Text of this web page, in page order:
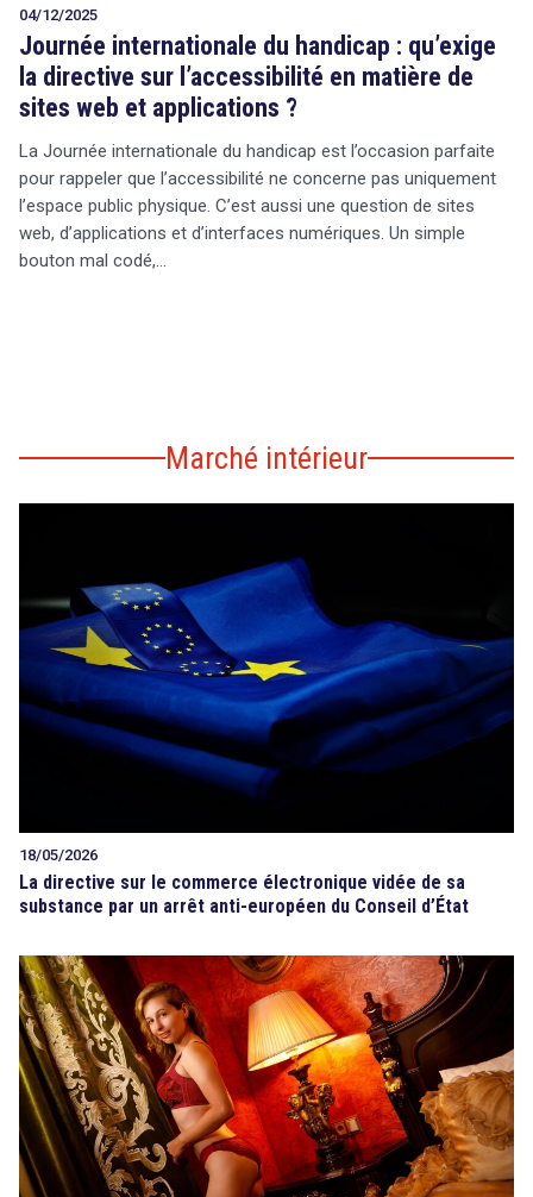
04/12/2025
Journée internationale du handicap : qu’exige
la directive sur l’accessibilité en matière de
sites web et applications ?
La Journée internationale du handicap est l’occasion parfaite
pour rappeler que l’accessibilité ne concerne pas uniquement
l’espace public physique. C’est aussi une question de sites
web, d’applications et d’interfaces numériques. Un simple
bouton mal codé,…
Marché intérieur
18/05/2026
La directive sur le commerce électronique vidée de sa
substance par un arrêt anti-européen du Conseil d’État